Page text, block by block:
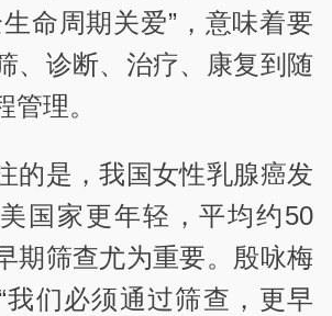
命周期关爱”，意味着要
、诊断、治疗、康复到随
理。
的是，我国女性乳腺癌发
国家更年轻，平均约50
期筛查尤为重要。殷咏梅
我们必须通过筛查，更早